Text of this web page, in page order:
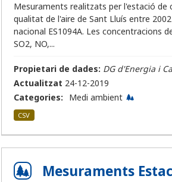
Mesuraments realitzats per l'estació de
qualitat de l'aire de Sant Lluís entre
nacional ES1094A. Les concentracions
SO2, NO,...
Propietari de dades: DG d'Energia i
Actualitzat 24-12-2019
Categories:
Medi ambient
CSV
Mesuraments